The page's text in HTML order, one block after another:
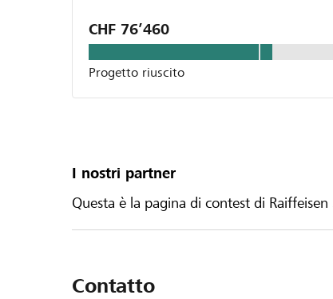
CHF 76’460
Progetto riuscito
I nostri partner
Questa è la pagina di contest di
Contatto